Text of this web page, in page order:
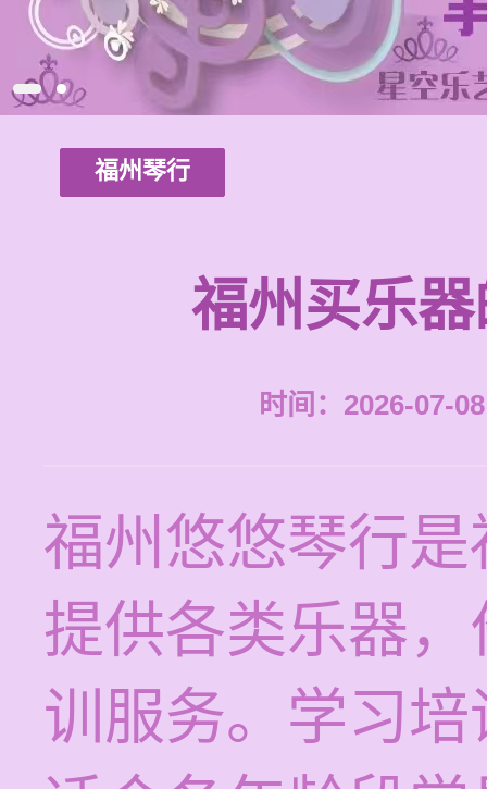
福州琴行
福州买乐
时间：2026-07-
福州悠悠琴行
提供各类乐器
训服务。学习